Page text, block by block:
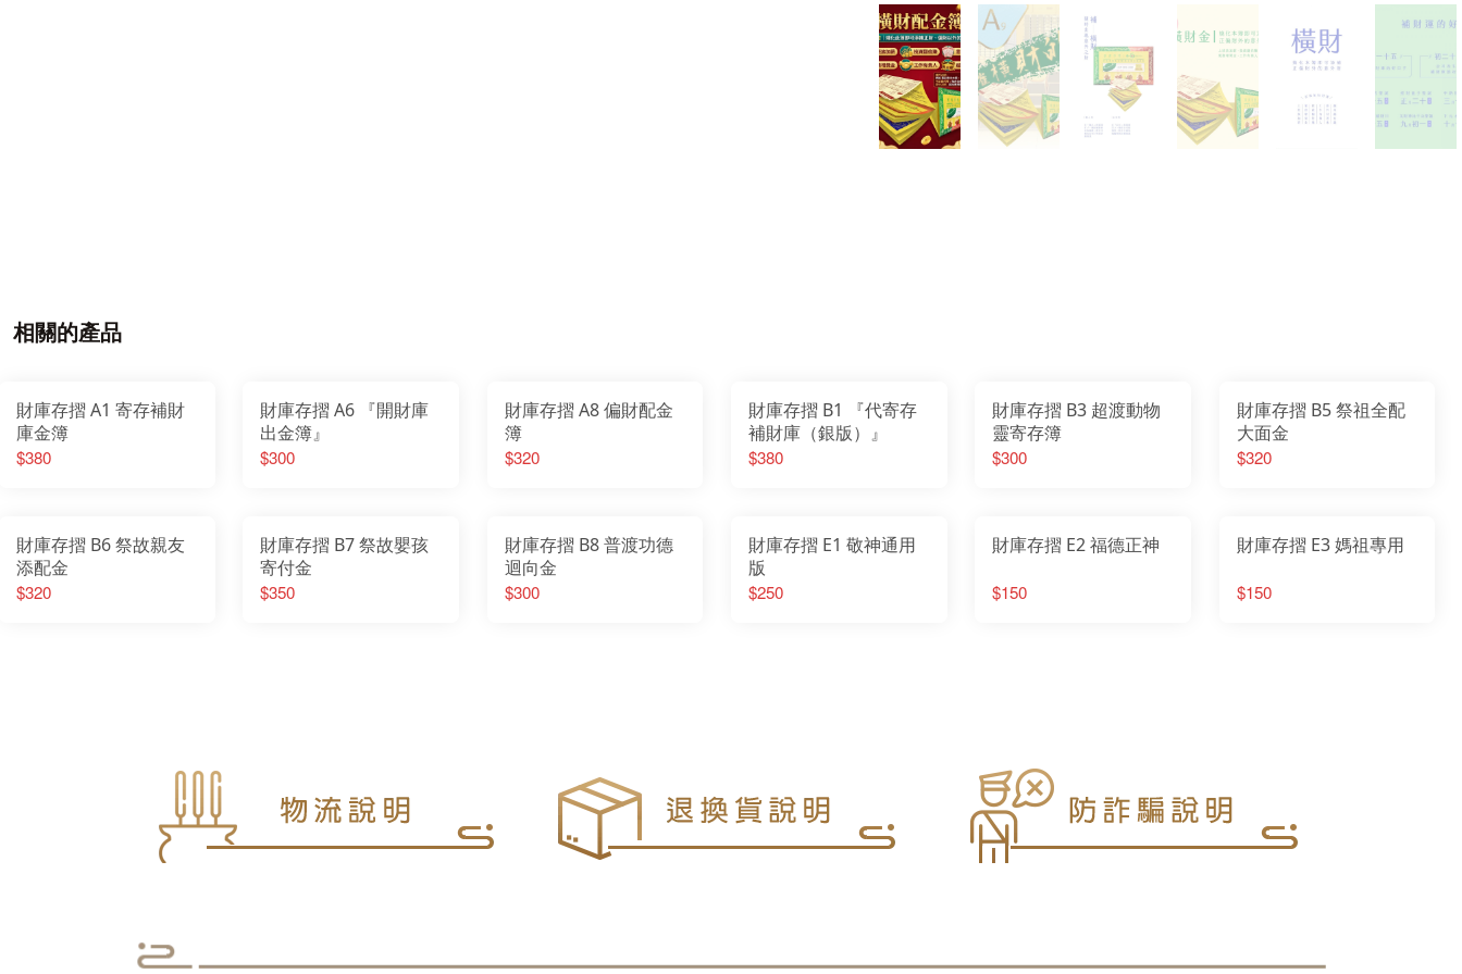
相關的產品
財庫存摺 A1 寄存補財
庫金簿
$380
財庫存摺 A6 『開財庫
出金簿』
$300
財庫存摺 A8 偏財配金
簿
$320
財庫存摺 B1 『代寄存
補財庫（銀版）』
$380
財庫存摺 B3 超渡動物
靈寄存簿
$300
財庫存摺 B5 祭祖全配
大面金
$320
財庫存摺 B6 祭故親友
添配金
$320
財庫存摺 B7 祭故嬰孩
寄付金
$350
財庫存摺 B8 普渡功德
迴向金
$300
財庫存摺 E1 敬神通用
版
$250
財庫存摺 E2 福德正神
$150
財庫存摺 E3 媽祖專用
$150